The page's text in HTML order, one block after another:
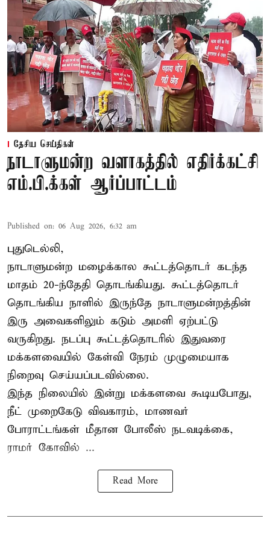
தேசிய செய்திகள்
நாடாளுமன்ற வளாகத்தில் எதிர்க்கட்சி
எம்.பி.க்கள் ஆர்ப்பாட்டம்
Published on: 06 Aug 2026, 6:32 am
புதுடெல்லி,
நாடாளுமன்ற மழைக்கால கூட்டத்தொடர் கடந்த
மாதம் 20-ந்தேதி தொடங்கியது. கூட்டத்தொடர்
தொடங்கிய நாளில் இருந்தே நாடாளுமன்றத்தின்
இரு அவைகளிலும் கடும் அமளி ஏற்பட்டு
வருகிறது. நடப்பு கூட்டத்தொடரில் இதுவரை
மக்களவையில் கேள்வி நேரம் முழுமையாக
நிறைவு செய்யப்படவில்லை.
இந்த நிலையில் இன்று மக்களவை கூடியபோது,
நீட் முறைகேடு விவகாரம், மாணவர்
போராட்டங்கள் மீதான போலீஸ் நடவடிக்கை,
ராமர் கோவில் ...
Read More